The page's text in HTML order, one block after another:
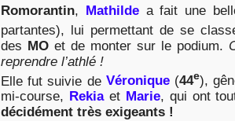
Romorantin, Mathildea fait une
partantes), lui permettant de se
des MO et de monter sur le podium.
reprendre l’athlé !
Elle fut suivie de Véronique(44e),
mi-course, Rekiaet Marie, qui ont
décidément très exigeants !